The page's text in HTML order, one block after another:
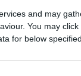
and may
You may
for below